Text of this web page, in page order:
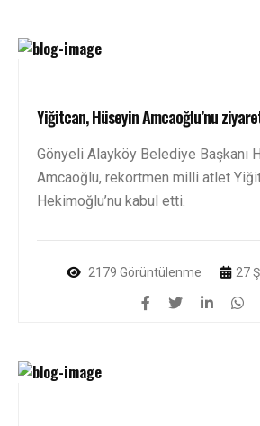
Yiğitcan, Hüseyin Amcaoğlu’nu
Gönyeli Alayköy Belediye Başkanı
Amcaoğlu, rekortmen milli atlet
Hekimoğlu’nu kabul etti.
2179 Görüntülenme 27